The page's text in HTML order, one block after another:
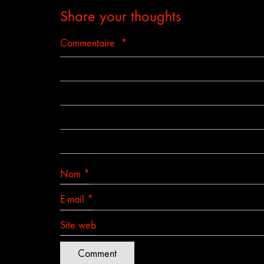
Share your thoughts
Commentaire *
Nom *
E-mail *
Site web